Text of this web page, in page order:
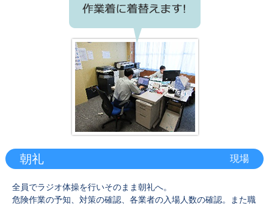
朝礼 現場
全員でラジオ体操を行いそのまま朝礼へ。
危険作業の予知、対策の確認、各業者の入場人数の確認。また職